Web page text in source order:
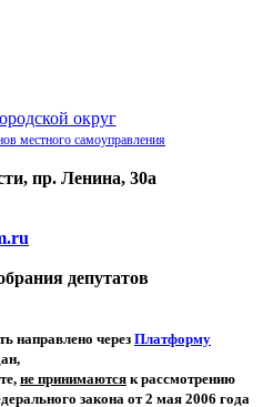
округ
местного самоуправления
пр. Ленина, 30а
депутатов
направлено через Платформу
не принимаются к рассмотрению
закона от 2 мая 2006 года